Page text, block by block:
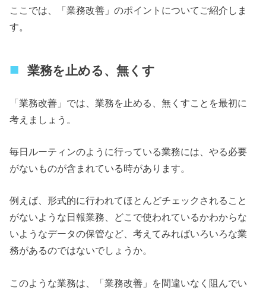
ここでは、「業務改善」のポイントについてご紹介しま
す。
業務を止める、無くす
「業務改善」では、業務を止める、無くすことを最初に
考えましょう。
毎日ルーティンのように行っている業務には、やる必要
がないものが含まれている時があります。
例えば、形式的に行われてほとんどチェックされること
がないような日報業務、どこで使われているかわからな
いようなデータの保管など、考えてみればいろいろな業
務があるのではないでしょうか。
このような業務は、「業務改善」を間違いなく阻んでい